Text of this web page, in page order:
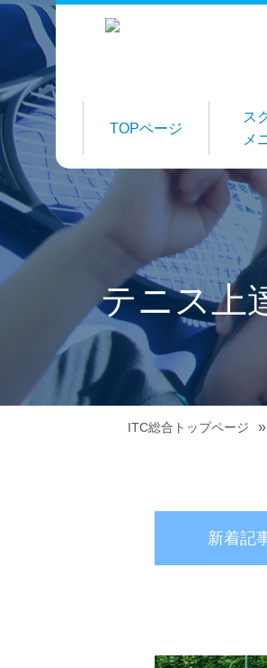
TOPページ
ス
メ
テニス上
ITC総合トップページ
新着記